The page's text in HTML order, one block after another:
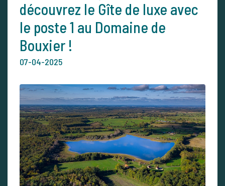
découvrez le Gîte de luxe avec
le poste 1 au Domaine de
Bouxier !
07-04-2025